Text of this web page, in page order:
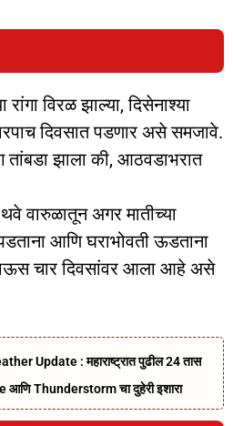
विरळ झाल्या, दिसेनाश्या
दिवसात पडणार असे समजावे.
तांबडा झाला की, आठवडाभरात
वारुळातून अगर मातीच्या
आणि घराभोवती ऊडताना
चार दिवसांवर आला आहे असे
Update : महाराष्ट्रात पुढील 24 तास
आणि Thunderstorm चा दुहेरी इशारा